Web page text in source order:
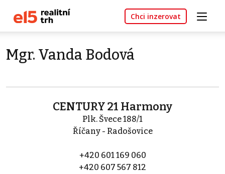
Chci inzerovat
Mgr. Vanda Bodová
CENTURY 21 Harmony
Plk. Švece 188/1
Říčany - Radošovice
+420 601 169 060
+420 607 567 812